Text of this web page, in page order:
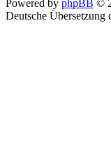
Powered by phpBB ©
Deutsche Übersetzung